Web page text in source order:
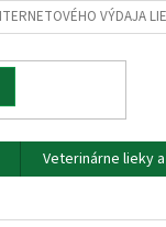
VÝDAJA
Veterinárne lieky